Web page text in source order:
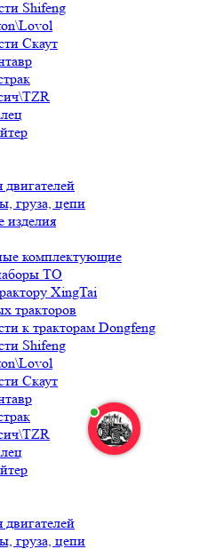
Shifeng
Скаут
двигателей
груза, цепи
изделия
комплектующие
ТО
XingTai
тракторов
к тракторам Dongfeng
Shifeng
Скаут
двигателей
груза, цепи